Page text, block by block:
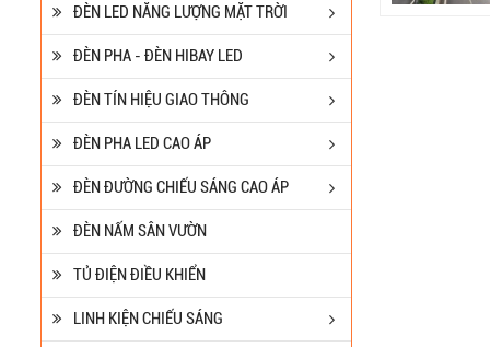
ĐÈN LED NĂNG LƯỢNG MẶT TRỜI
ĐÈN PHA - ĐÈN HIBAY LED
ĐÈN TÍN HIỆU GIAO THÔNG
ĐÈN PHA LED CAO ÁP
ĐÈN ĐƯỜNG CHIẾU SÁNG CAO ÁP
ĐÈN NẤM SÂN VƯỜN
TỦ ĐIỆN ĐIỀU KHIỂN
LINH KIỆN CHIẾU SÁNG